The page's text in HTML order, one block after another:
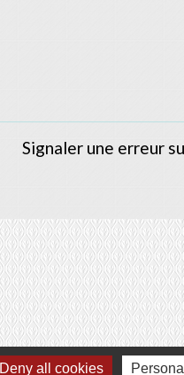
Signaler une erreur
Deny all cookies